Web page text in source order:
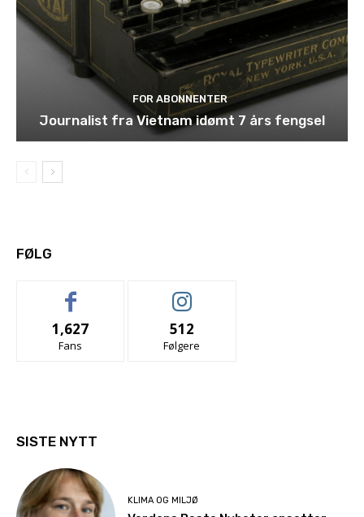
FOR ABONNENTER
Journalist fra Vietnam idømt 7 års fengsel
FØLG
1,627
Fans
512
Følgere
SISTE NYTT
KLIMA OG MILJØ